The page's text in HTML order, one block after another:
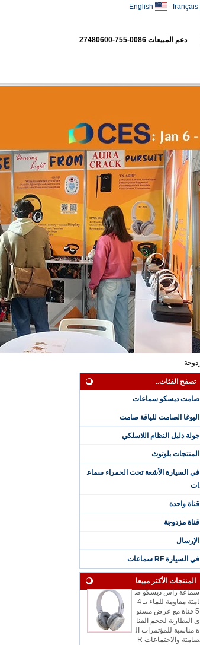
English français
دعم المبيعات 0086-755-27480600
تصفح الفئات..
صامت ديسكو سماعات
اليوغا الصامت للياقة صامت
جولة دليل النظام اللاسلكي
المنتجات بلوتوث
في السيارة الأشعة تحت الحمراء سماع
ات
قناة واحدة
قناة مزدوجة
الإرسال
في السيارة RF سماعات
المنتجات الأكثر مبيعا
سماعة رأس صامتة مق
اومة للماء بثلاث قنوا
ت للجلسات الممطرة
مع شاشة LED للقناة
وعمر البطارية
سماعة رأس ديسكو ص
امتة مقاومة للماء بـ 4
5 قناة مع عرض مستو
ى البطارية لحجم القنا
ة مناسبة للمؤتمرات ال
صامتة والاجتماعات R
F-930